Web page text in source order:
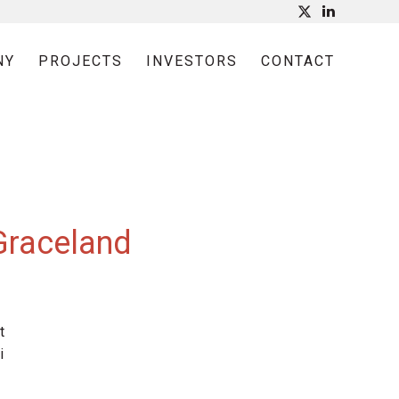
PROJECTS INVESTORS CONTACT